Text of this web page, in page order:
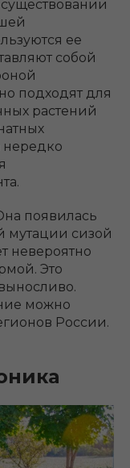
ее
собой
подходят для
растений
нередко
появилась
мутации сизой
невероятно
Это
можно
России.